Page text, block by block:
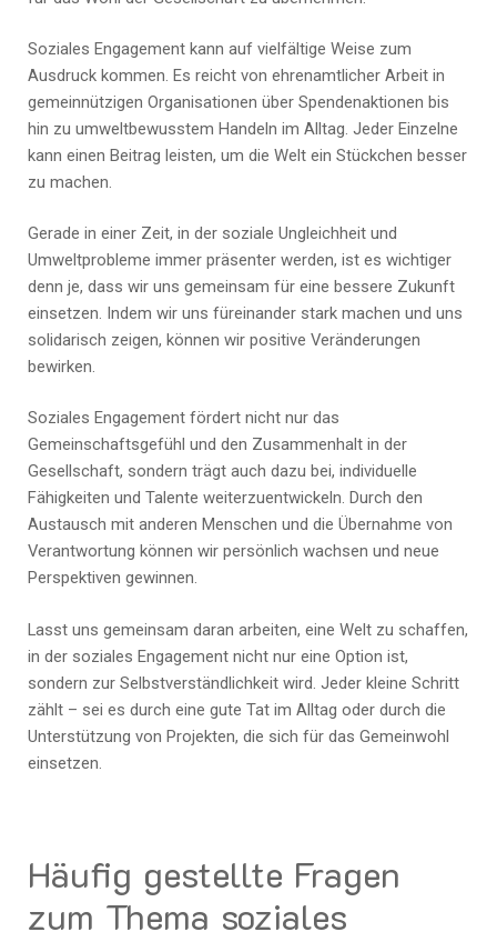
Soziales Engagement kann auf vielfältige Weise zum
Ausdruck kommen. Es reicht von ehrenamtlicher Arbeit in
gemeinnützigen Organisationen über Spendenaktionen bis
hin zu umweltbewusstem Handeln im Alltag. Jeder Einzelne
kann einen Beitrag leisten, um die Welt ein Stückchen besser
zu machen.
Gerade in einer Zeit, in der soziale Ungleichheit und
Umweltprobleme immer präsenter werden, ist es wichtiger
denn je, dass wir uns gemeinsam für eine bessere Zukunft
einsetzen. Indem wir uns füreinander stark machen und uns
solidarisch zeigen, können wir positive Veränderungen
bewirken.
Soziales Engagement fördert nicht nur das
Gemeinschaftsgefühl und den Zusammenhalt in der
Gesellschaft, sondern trägt auch dazu bei, individuelle
Fähigkeiten und Talente weiterzuentwickeln. Durch den
Austausch mit anderen Menschen und die Übernahme von
Verantwortung können wir persönlich wachsen und neue
Perspektiven gewinnen.
Lasst uns gemeinsam daran arbeiten, eine Welt zu schaffen,
in der soziales Engagement nicht nur eine Option ist,
sondern zur Selbstverständlichkeit wird. Jeder kleine Schritt
zählt – sei es durch eine gute Tat im Alltag oder durch die
Unterstützung von Projekten, die sich für das Gemeinwohl
einsetzen.
Häufig gestellte Fragen
zum Thema soziales